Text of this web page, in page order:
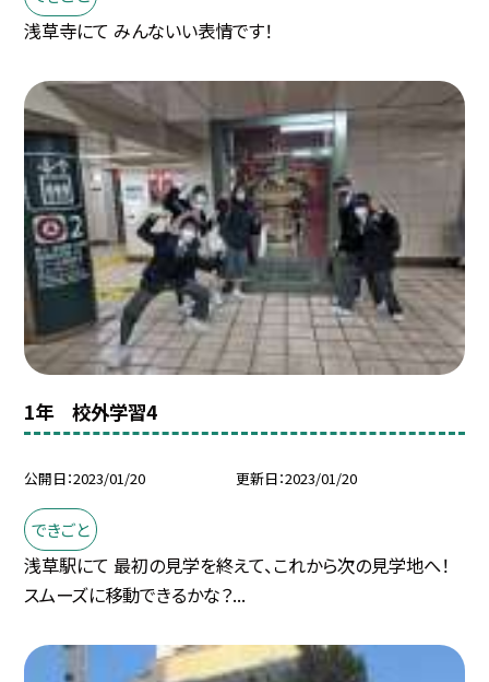
浅草寺にて みんないい表情です！
1年 校外学習4
公開日 2023/01/20 更新日 2023/01/20
できごと
浅草駅にて 最初の見学を終えて、これから次の見学地へ！
スムーズに移動できるかな？...